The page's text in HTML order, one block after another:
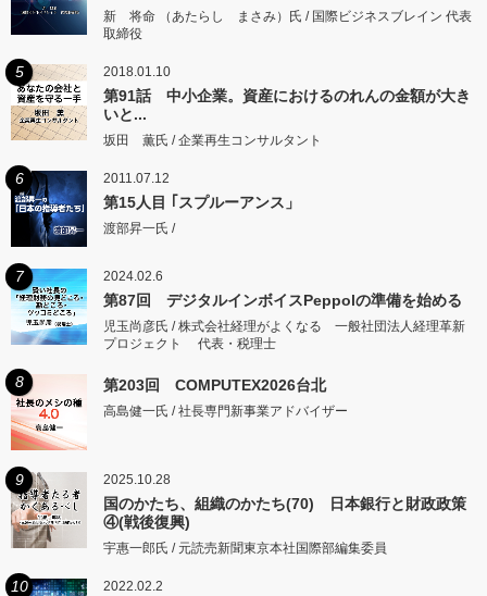
新 将命 （あたらし まさみ）氏 / 国際ビジネスブレイン 代表
取締役
5 2018.01.10
第91話 中小企業。資産におけるのれんの金額が大き
いと...
坂田 薫氏 / 企業再生コンサルタント
6 2011.07.12
第15人目 ｢スプルーアンス」
渡部昇一氏 /
7 2024.02.6
第87回 デジタルインボイスPeppolの準備を始める
児玉尚彦氏 / 株式会社経理がよくなる 一般社団法人経理革新
プロジェクト 代表・税理士
8 第203回 COMPUTEX2026台北
高島健一氏 / 社長専門新事業アドバイザー
9 2025.10.28
国のかたち、組織のかたち(70) 日本銀行と財政政策
④(戦後復興)
宇惠一郎氏 / 元読売新聞東京本社国際部編集委員
10 2022.02.2